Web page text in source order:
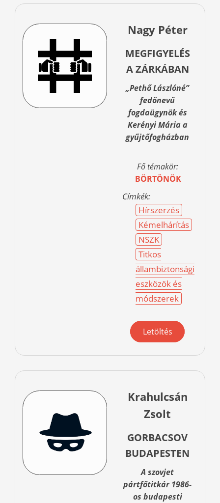
Nagy Péter
MEGFIGYELÉS
A ZÁRKÁBAN
„Pethő Lászlóné”
fedőnevű
fogdaügynök és
Kerényi Mária a
gyűjtőfogházban
Fő témakör:
BÖRTÖNÖK
Címkék:
Hírszerzés
Kémelhárítás
NSZK
Titkos
állambiztonsági
eszközök és
módszerek
Letöltés
Krahulcsán
Zsolt
GORBACSOV
BUDAPESTEN
A szovjet
pártfőtitkár 1986-
os budapesti